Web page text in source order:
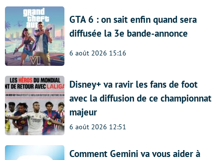
GTA 6 : on sait enfin quand sera
diffusée la 3e bande-annonce
6 août 2026 15:16
Disney+ va ravir les fans de foot
avec la diffusion de ce championnat
majeur
6 août 2026 12:51
Comment Gemini va vous aider à